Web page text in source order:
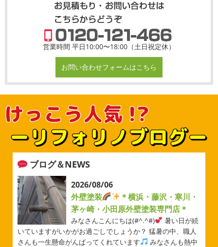
営業時間 平日10:00〜18:00（土日祝定休）
お問い合わせフォームはこちら
ブログ＆NEWS
2026/08/06
外壁塗装
＊横浜・藤沢・寒川・
茅ヶ崎・小田原外壁塗装専門店＊
みなさんこんにちは(#^.^#)
暑い日が続
いていますがいかがお過ごしでしょうか？ 猛暑の中、職人
さんも一生懸命がんばってくれています
みなさんも熱中